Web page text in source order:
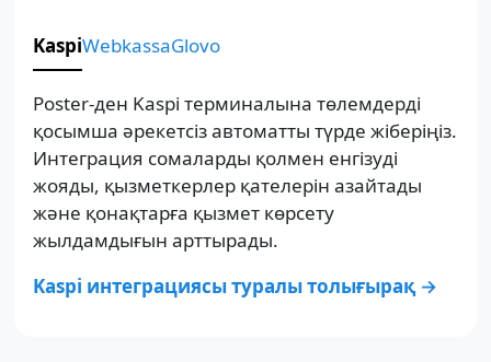
KaspiWebkassaGlovo
Poster-ден Kaspi терминалына төлемдерді
қосымша әрекетсіз автоматты түрде жіберіңіз.
Интеграция сомаларды қолмен енгізуді
жояды, қызметкерлер қателерін азайтады
және қонақтарға қызмет көрсету
жылдамдығын арттырады.
Kaspi интеграциясы туралы толығырақ →